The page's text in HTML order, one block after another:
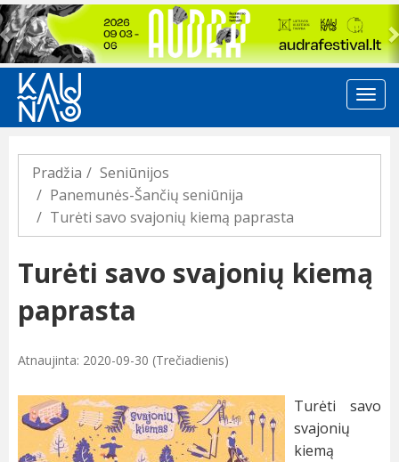
Previous
Pradžia
Seniūnijos
Panemunės-Šančių seniūnija
Turėti savo svajonių kiemą paprasta
Turėti savo svajonių kiemą
paprasta
Atnaujinta: 2020-09-30 (Trečiadienis)
Turėti savo
svajonių
kiemą